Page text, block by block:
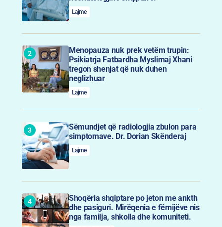
Lajme
Menopauza nuk prek vetëm trupin:
Psikiatrja Fatbardha Myslimaj Xhani
tregon shenjat që nuk duhen
neglizhuar
Lajme
Sëmundjet që radiologjia zbulon para
simptomave. Dr. Dorian Skënderaj
Lajme
Shoqëria shqiptare po jeton me ankth
dhe pasiguri. Mirëqenia e fëmijëve nis
nga familja, shkolla dhe komuniteti.